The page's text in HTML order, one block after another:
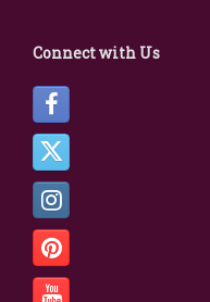
Connect with Us